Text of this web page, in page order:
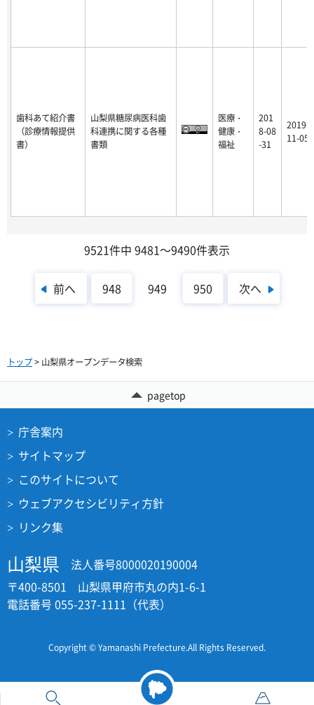
歯科あて紹介書
（診療情報提供
書）
山梨県糖尿病医科歯
科連携に関する各種
書類
医療・
健康・
福祉
201
8-08
-31
2019-
11-05
9521件中 9481～9490件表示
前へ 948 949 950 次へ
トップ> 山梨県オープンデータ検索
pagetop
庁舎案内
サイトマップ
このサイトについて
ウェブアクセシビリティ方針
リンク集
山梨県
法人番号8000020190004
〒400-8501 山梨県甲府市丸の内1-6-1
電話番号 055-237-1111（代表）
Copyright © Yamanashi Prefecture.All Rights Reserved.